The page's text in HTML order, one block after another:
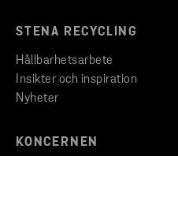
STENA RECYCLING
Hållbarhetsarbete
Insikter och inspiration
Nyheter
KONCERNEN